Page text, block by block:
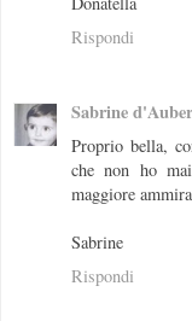
Rispondi
Sabrine
Proprio bella,
che non ho
maggiore
Sabrine
Rispondi